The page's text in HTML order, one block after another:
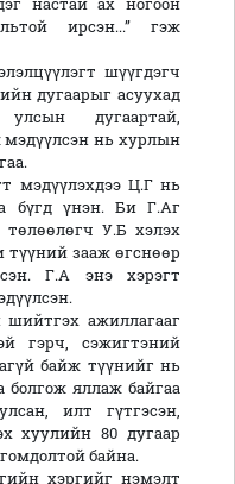
настай ах ногоон
ирсэн...” гэж
шүүгдэгч
дугаарыг асуухад
дугаартай,
мэдүүлсэн нь хурлын
мэдүүлэхдээ Ц.Г нь
бүгд үнэн. Би Г.Аг
төлөөлөгч У.Б хэлэх
түүний зааж өгснөөр
Г.А энэ хэрэгт
ажиллагааг
гэрч, сэжигтэний
байж түүнийг нь
болгож яллаж байгаа
илт гүтгэсэн,
хуулийн 80 дугаар
байна.
хэргийг нэмэлт